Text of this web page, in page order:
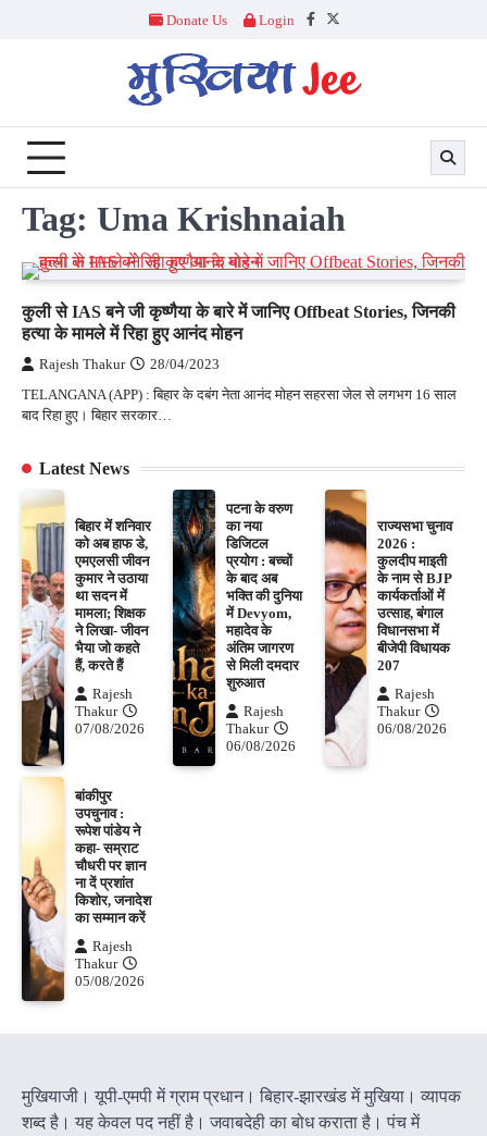
Donate Us Login
Facebook
Twitter
Tag: Uma Krishnaiah
कुली से IAS बने जी कृष्णैया के बारे में जानिए Offbeat Stories, जिनकी
हत्या के मामले में रिहा हुए आनंद मोहन
Rajesh Thakur 28/04/2023
TELANGANA (APP) : बिहार के दबंग नेता आनंद मोहन सहरसा जेल से लगभग 16 साल
बाद रिहा हुए। बिहार सरकार…
Latest News
बिहार में शनिवार
को अब हाफ डे,
एमएलसी जीवन
कुमार ने उठाया
था सदन में
मामला; शिक्षक
ने लिखा- जीवन
भैया जो कहते
हैं, करते हैं
Rajesh
Thakur
07/08/2026
पटना के वरुण
का नया
डिजिटल
प्रयोग : बच्चों
के बाद अब
भक्ति की दुनिया
में Devyom,
महादेव के
अंतिम जागरण
से मिली दमदार
शुरुआत
Rajesh
Thakur
06/08/2026
राज्यसभा चुनाव
2026 :
कुलदीप माइती
के नाम से BJP
कार्यकर्ताओं में
उत्साह, बंगाल
विधानसभा में
बीजेपी विधायक
207
Rajesh
Thakur
06/08/2026
बांकीपुर
उपचुनाव :
रूपेश पांडेय ने
कहा- सम्राट
चौधरी पर ज्ञान
ना दें प्रशांत
किशोर, जनादेश
का सम्मान करें
Rajesh
Thakur
05/08/2026
मुखियाजी। यूपी-एमपी में ग्राम प्रधान। बिहार-झारखंड में मुखिया। व्यापक
शब्द है। यह केवल पद नहीं है। जवाबदेही का बोध कराता है। पंच में